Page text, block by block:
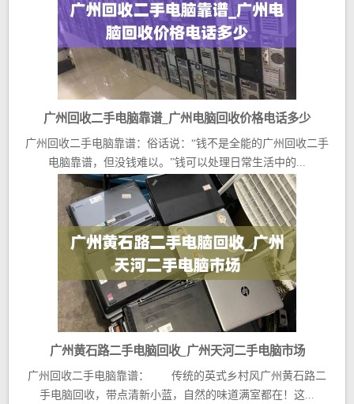
广州回收二手电脑靠谱_广州电脑回收价格电话多少
广州回收二手电脑靠谱：俗话说：“钱不是全能的广州回收二手
电脑靠谱，但没钱难以。”钱可以处理日常生活中的...
广州黄石路二手电脑回收_广州天河二手电脑市场
广州回收二手电脑靠谱： 传统的英式乡村风广州黄石路二
手电脑回收，带点清新小蓝，自然的味道满室都在！这...